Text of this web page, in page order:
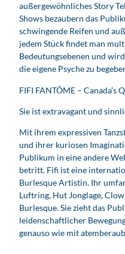
außergewöhnliches Story
Shows bezaubern das
schwingende Reifen und
jedem Stück findet man
Bedeutungsebenen und
die eigene Psyche zu
FIFI FANTÔME – Canada’s
Sie ist extravagant und
Mit ihrem expressiven
und ihrer kuriosen
Publikum in eine andere
betritt. Fifi ist eine
Burlesque Artistin. Ihr
Luftring, Hut Jonglage,
Burlesque. Sie zieht das
leidenschaftlicher
genauso wie mit